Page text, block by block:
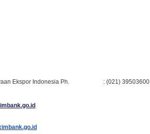
Ekspor Indonesia Ph. : (021) 39503600